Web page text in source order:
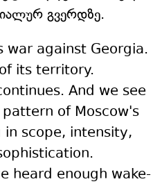
გვერდზე.
war against Georgia.
its territory.
And we see
of Moscow's
in scope, intensity,
heard enough wake-